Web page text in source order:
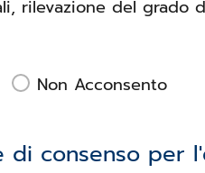
rilevazione del grado
Non Acconsento
di consenso per